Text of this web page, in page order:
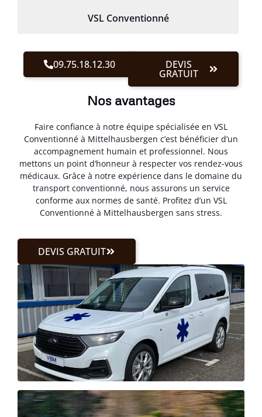
VSL Conventionné
09.75.18.12.30 DEVIS
GRATUIT
Nos avantages
Faire confiance à notre équipe spécialisée en VSL
Conventionné à Mittelhausbergen c’est bénéficier d’un
accompagnement humain et professionnel. Nous
mettons un point d’honneur à respecter vos rendez-vous
médicaux. Grâce à notre expérience dans le domaine du
transport conventionné, nous assurons un service
conforme aux normes de santé. Profitez d’un VSL
Conventionné à Mittelhausbergen sans stress.
DEVIS GRATUIT